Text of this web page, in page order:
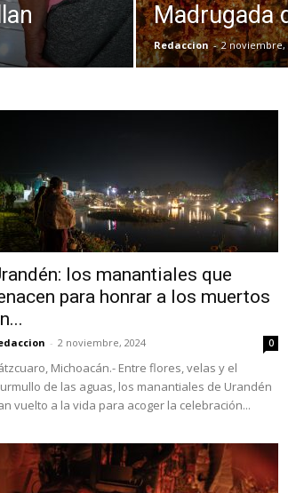
Madrugada
Redaccion - 2 noviembre,
los manantiales que
para honrar a los muertos
- 2 noviembre, 2024 0
Michoacán.- Entre flores, velas y el
de las aguas, los manantiales de Urandén
vuelto a la vida para acoger la celebración...